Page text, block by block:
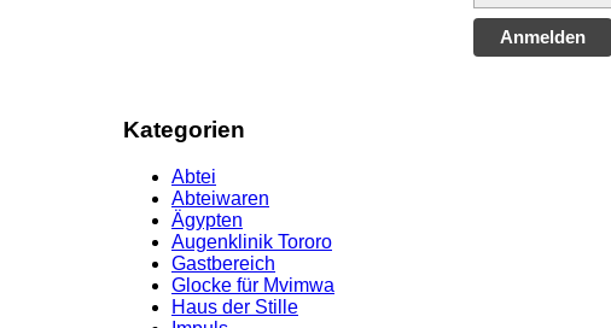
Anmelden
Kategorien
Abtei
Abteiwaren
Ägypten
Augenklinik Tororo
Gastbereich
Glocke für Mvimwa
Haus der Stille